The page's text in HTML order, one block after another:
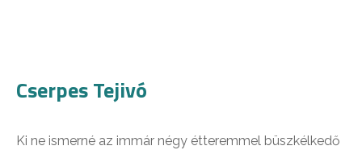
Cserpes Tejivó
Ki ne ismerné az immár négy étteremmel büszkélkedő